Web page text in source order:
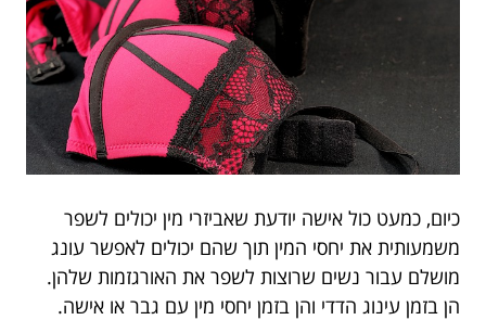
כיום, כמעט כול אישה יודעת שאביזרי מין יכולים לשפר
משמעותית את יחסי המין תוך שהם יכולים לאפשר עונג
מושלם עבור נשים שרוצות לשפר את האורגזמות שלהן.
הן בזמן עינוג הדדי והן בזמן יחסי מין עם גבר או אישה.